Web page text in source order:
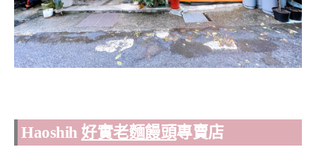
Haoshih 好實老麵饅頭專賣店